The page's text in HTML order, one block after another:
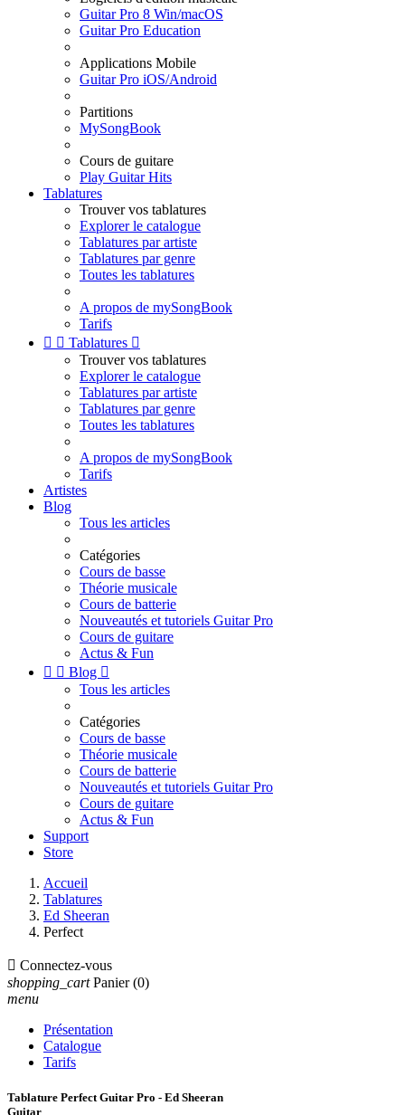
Guitar Pro 8 Win/macOS
Guitar Pro Education
Applications Mobile
Guitar Pro iOS/Android
Partitions
MySongBook
Cours de guitare
Play Guitar Hits
Tablatures
Trouver vos tablatures
Explorer le catalogue
Tablatures par artiste
Tablatures par genre
Toutes les tablatures
A propos de mySongBook
Tarifs
  Tablatures 
Trouver vos tablatures
Explorer le catalogue
Tablatures par artiste
Tablatures par genre
Toutes les tablatures
A propos de mySongBook
Tarifs
Artistes
Blog
Tous les articles
Catégories
Cours de basse
Théorie musicale
Cours de batterie
Nouveautés et tutoriels Guitar Pro
Cours de guitare
Actus & Fun
  Blog 
Tous les articles
Catégories
Cours de basse
Théorie musicale
Cours de batterie
Nouveautés et tutoriels Guitar Pro
Cours de guitare
Actus & Fun
Support
Store
Accueil
Tablatures
Ed Sheeran
Perfect
 Connectez-vous
shopping_cart Panier (0)
menu
Présentation
Catalogue
Tarifs
Tablature Perfect Guitar Pro - Ed Sheeran
Guitar